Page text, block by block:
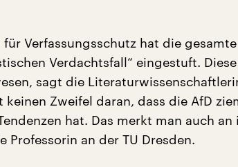
für Verfassungsschutz hat die
Verdachtsfall“ eingestuft.
sagt die
keinen Zweifel daran, dass die AfD
hat. Das merkt man auch an
Professorin an der TU Dresden.